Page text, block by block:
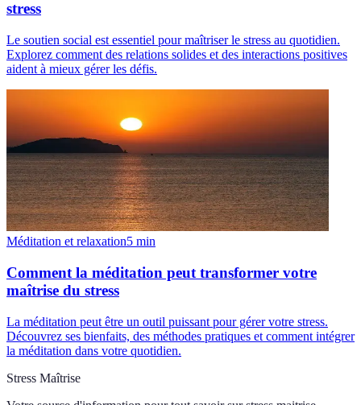
stress
Le soutien social est essentiel pour maîtriser le stress au quotidien.
Explorez comment des relations solides et des interactions positives
aident à mieux gérer les défis.
Méditation et relaxation5 min
Comment la méditation peut transformer votre
maîtrise du stress
La méditation peut être un outil puissant pour gérer votre stress.
Découvrez ses bienfaits, des méthodes pratiques et comment intégrer
la méditation dans votre quotidien.
Stress Maîtrise